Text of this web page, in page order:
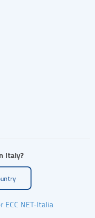
Italy?